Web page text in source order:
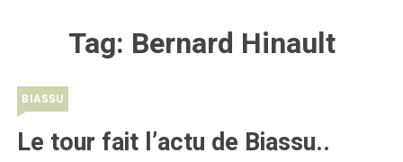
Tag: Bernard Hinault
BIASSU
Le tour fait l’actu de Biassu..